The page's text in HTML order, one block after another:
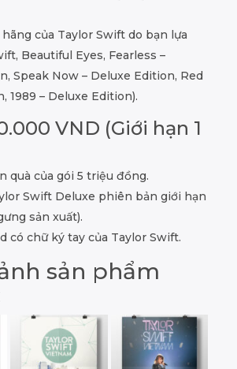
của Taylor Swift do bạn lựa
Beautiful Eyes, Fearless –
Speak Now – Deluxe Edition, Red
1989 – Deluxe Edition).
VND (Giới hạn 1
quà của gói 5 triệu đồng.
Swift Deluxe phiên bản giới hạn
sản xuất).
có chữ ký tay của Taylor Swift.
sản phẩm